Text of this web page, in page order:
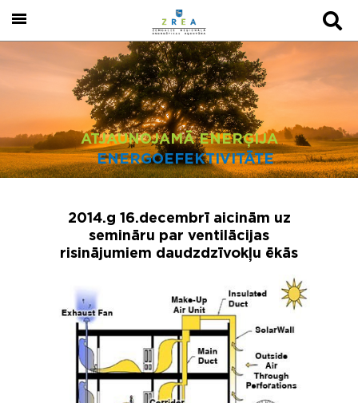
ATJAUNOJAMĀ ENERĢIJA
ENERGOEFEKTIVITĀTE
2014.g 16.decembrī aicinām uz
semināru par ventilācijas
risinājumiem daudzdzīvokļu ēkās